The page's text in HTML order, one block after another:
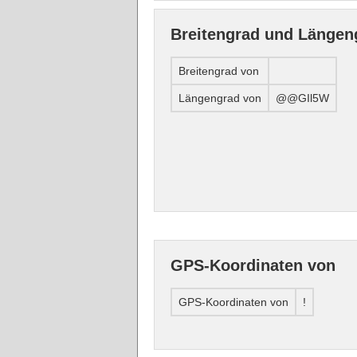
Breitengrad und
Breitengrad von
Längengrad von @@GIl5W
GPS-Koordinaten von
GPS-Koordinaten von !